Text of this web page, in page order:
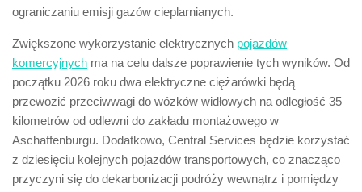
ograniczaniu emisji gazów cieplarnianych.
Zwiększone wykorzystanie elektrycznych pojazdów
komercyjnych ma na celu dalsze poprawienie tych wyników. Od
początku 2026 roku dwa elektryczne ciężarówki będą
przewozić przeciwwagi do wózków widłowych na odległość 35
kilometrów od odlewni do zakładu montażowego w
Aschaffenburgu. Dodatkowo, Central Services będzie korzystać
z dziesięciu kolejnych pojazdów transportowych, co znacząco
przyczyni się do dekarbonizacji podróży wewnątrz i pomiędzy